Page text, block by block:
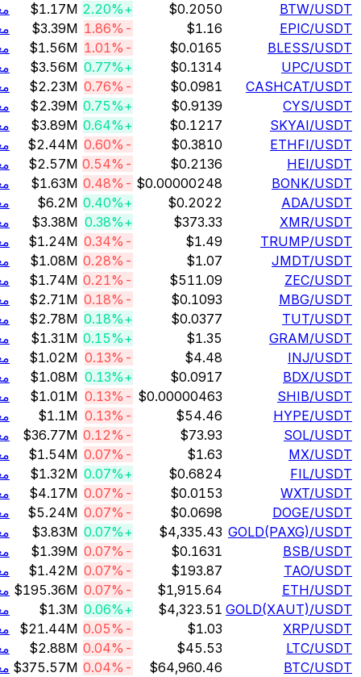
BTW/
$0.2050
$1.17M
معامله
EPIC/
$1.16
$3.39M
معامله
BLESS/
$0.0165
$1.56M
معامله
UPC/
$0.1314
$3.56M
معامله
CASHCAT/
$0.0981
$2.23M
معامله
CYS/
$0.9139
$2.39M
معامله
SKYAI/
$0.1217
$3.89M
معامله
ETHFI/
$0.3810
$2.44M
معامله
HEI/
$0.2136
$2.57M
معامله
BONK/
$0.00000248
-0.48%
$1.63M
معامله
ADA/
$0.2022
$6.2M
معامله
XMR/
$373.33
$3.38M
معامله
TRUMP/
$1.49
$1.24M
معامله
JMDT/
$1.07
$1.08M
معامله
ZEC/
$511.09
$1.74M
معامله
MBG/
$0.1093
$2.71M
معامله
TUT/
$0.0377
$2.78M
معامله
GRAM/
$1.35
$1.31M
معامله
INJ/
$4.48
$1.02M
معامله
BDX/
$0.0917
$1.08M
معامله
SHIB/
$0.00000463
-0.13%
$1.01M
معامله
HYPE/
$54.46
$1.1M
معامله
SOL/
$73.93
$36.77M
معامله
MX/
$1.63
$1.54M
معامله
FIL/
$0.6824
$1.32M
معامله
WXT/
$0.0153
$4.17M
معامله
DOGE/
$0.0698
$5.24M
معامله
GOLD(PAXG)/
$4,335.43
+0.07%
$3.83M
معامله
BSB/
$0.1631
$1.39M
معامله
TAO/
$193.87
$1.42M
معامله
ETH/
$1,915.64
-0.07%
$195.36M معامله
GOLD(XAUT)/
$4,323.51
+0.06%
$1.3M
معامله
XRP/
$1.03
$21.44M
معامله
LTC/
$45.53
$2.88M
معامله
BTC/
$64,960.46
-0.04%
$375.57M معامله